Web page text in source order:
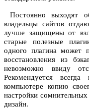
Постоянно выходят
владельцы сайтов
лучше защищены от
старые полезные
одного плагина может
восстановления из
невозможно ввиду
Рекомендуется
компьютере копию
настройки
дизайн.